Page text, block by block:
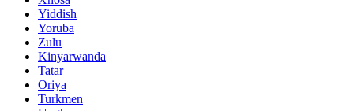
Yiddish
Yoruba
Zulu
Kinyarwanda
Tatar
Oriya
Turkmen